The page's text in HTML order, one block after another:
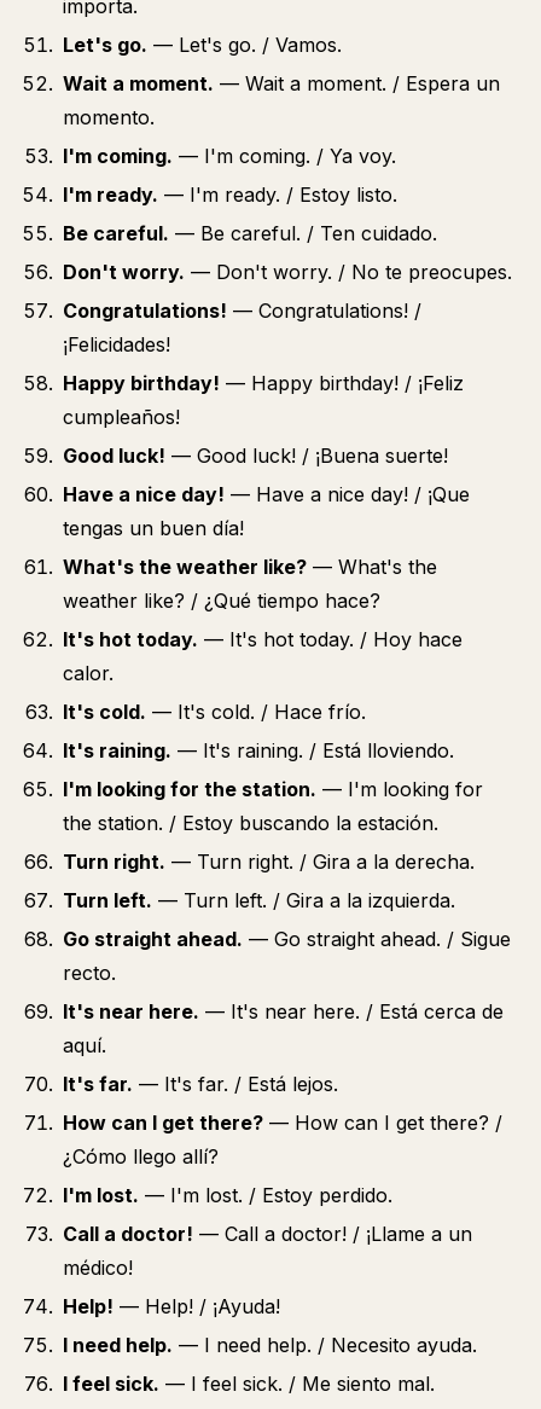
importa.
Let's go. — Let's go. / Vamos.
Wait a moment. — Wait a moment. / Espera un
momento.
I'm coming. — I'm coming. / Ya voy.
I'm ready. — I'm ready. / Estoy listo.
Be careful. — Be careful. / Ten cuidado.
Don't worry. — Don't worry. / No te preocupes.
Congratulations! — Congratulations! /
¡Felicidades!
Happy birthday! — Happy birthday! / ¡Feliz
cumpleaños!
Good luck! — Good luck! / ¡Buena suerte!
Have a nice day! — Have a nice day! / ¡Que
tengas un buen día!
What's the weather like? — What's the
weather like? / ¿Qué tiempo hace?
It's hot today. — It's hot today. / Hoy hace
calor.
It's cold. — It's cold. / Hace frío.
It's raining. — It's raining. / Está lloviendo.
I'm looking for the station. — I'm looking for
the station. / Estoy buscando la estación.
Turn right. — Turn right. / Gira a la derecha.
Turn left. — Turn left. / Gira a la izquierda.
Go straight ahead. — Go straight ahead. / Sigue
recto.
It's near here. — It's near here. / Está cerca de
aquí.
It's far. — It's far. / Está lejos.
How can I get there? — How can I get there? /
¿Cómo llego allí?
I'm lost. — I'm lost. / Estoy perdido.
Call a doctor! — Call a doctor! / ¡Llame a un
médico!
Help! — Help! / ¡Ayuda!
I need help. — I need help. / Necesito ayuda.
I feel sick. — I feel sick. / Me siento mal.